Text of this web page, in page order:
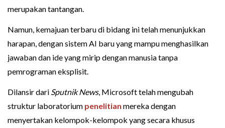
merupakan tantangan.
Namun, kemajuan terbaru di bidang ini telah menunjukkan
harapan, dengan sistem AI baru yang mampu menghasilkan
jawaban dan ide yang mirip dengan manusia tanpa
pemrograman eksplisit.
Dilansir dari Sputnik News, Microsoft telah mengubah
struktur laboratorium penelitian mereka dengan
menyertakan kelompok-kelompok yang secara khusus